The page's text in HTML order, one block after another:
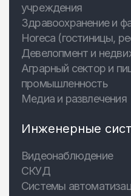
учреждения
Здравоохранение и
Horeca (гостиницы,
Девелопмент и
Аграрный сектор и
промышленность
Медиа и развлечения
Инженерные
Видеонаблюдение
СКУД
Системы